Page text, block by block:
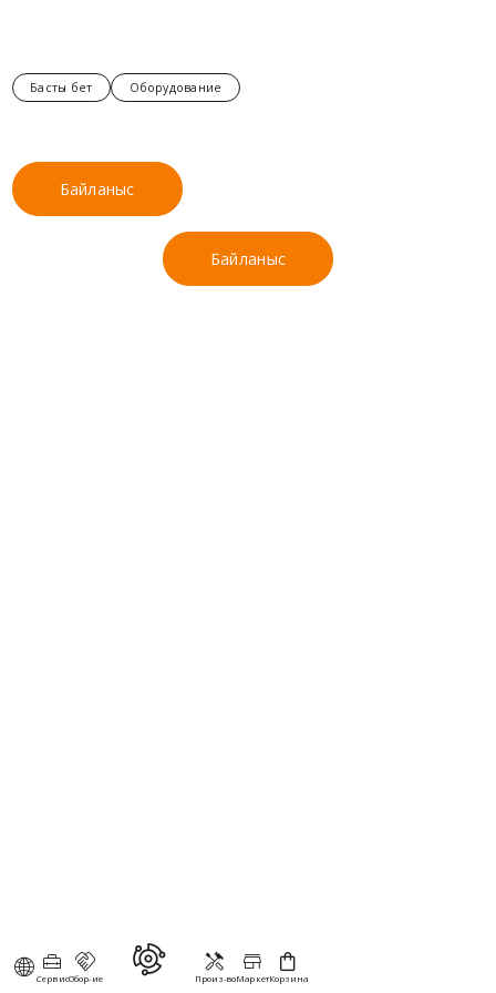
СервисОбор-ие Произ-воМаркетКорзина
Басты бет Оборудование
Байланыс
Байланыс